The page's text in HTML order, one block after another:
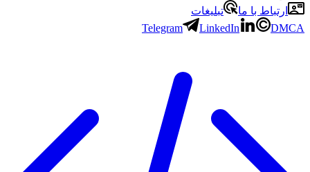
ارتباط با ما
تبلیغات
Telegram
LinkedIn DMCA